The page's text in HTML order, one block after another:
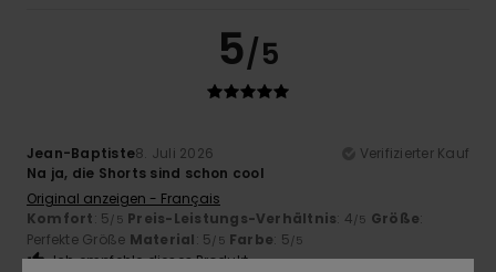
5/5
Jean-Baptiste8. Juli 2026
Verifizierter Kauf
Na ja, die Shorts sind schon cool
Original anzeigen - Français
Komfort: 5/5 Preis-Leistungs-Verhältnis: 4/5 Größe:
Perfekte Größe Material: 5/5 Farbe: 5/5
Ich empfehle dieses Produkt